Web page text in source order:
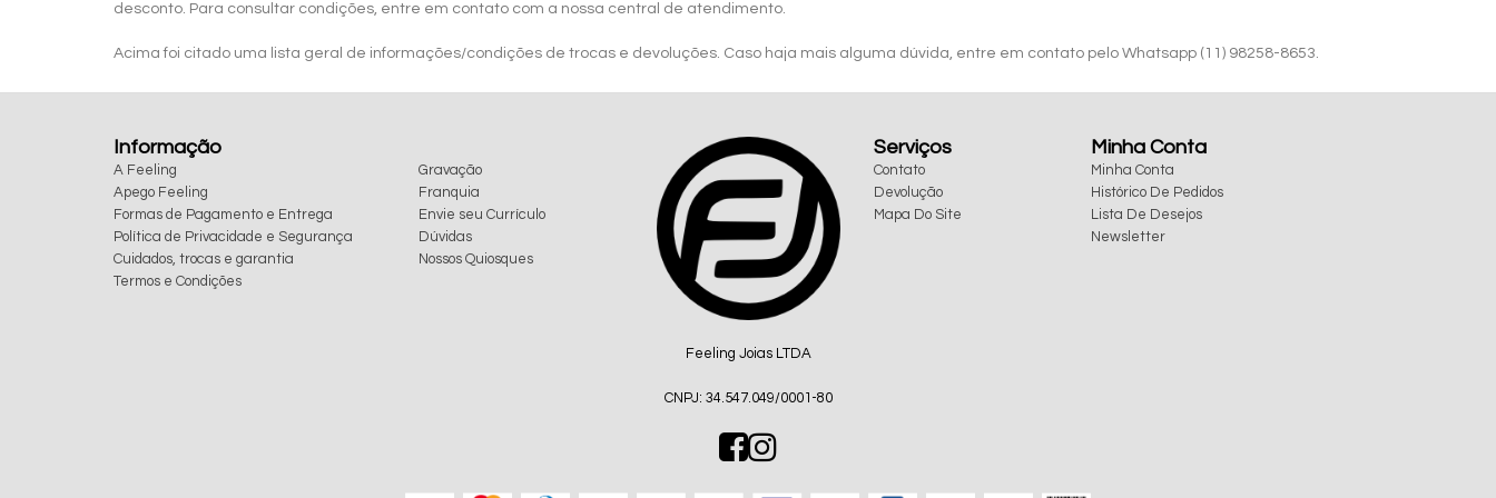
desconto. Para consultar condições, entre em contato com a nossa central de atendimento.
Acima foi citado uma lista geral de informações/condições de trocas e devoluções. Caso haja mais alguma dúvida, entre em contato pelo Whatsapp (11) 98258-8653.
Informação
A Feeling
Apego Feeling
Formas de Pagamento e Entrega
Política de Privacidade e Segurança
Cuidados, trocas e garantia
Termos e Condições
Gravação
Franquia
Envie seu Currículo
Dúvidas
Nossos Quiosques
Serviços
Contato
Devolução
Mapa Do Site
Minha Conta
Minha Conta
Histórico De Pedidos
Lista De Desejos
Newsletter
Feeling Joias LTDA
CNPJ: 34.547.049/0001-80